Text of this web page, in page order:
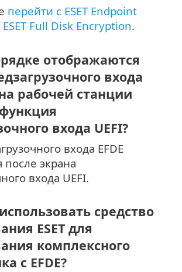
перейти с ESET Endpoint
Full Disk Encryption.
отображаются
входа
рабочей станции
входа UEFI?
входа EFDE
после экрана
входа UEFI.
средство
ESET для
комплексного
с EFDE?